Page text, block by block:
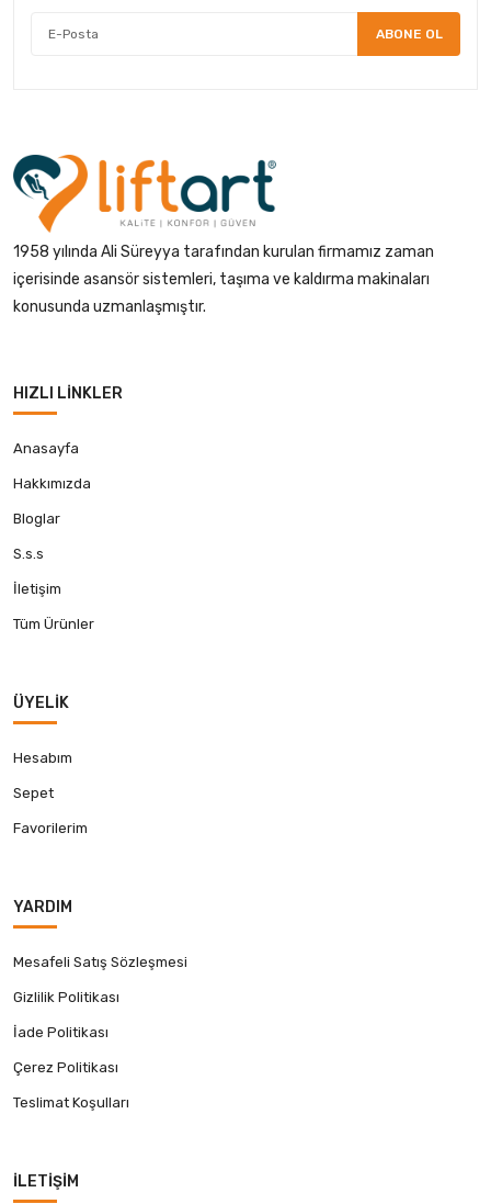
ABONE OL
1958 yılında Ali Süreyya tarafından kurulan firmamız zaman
içerisinde asansör sistemleri, taşıma ve kaldırma makinaları
konusunda uzmanlaşmıştır.
HIZLI LINKLER
Anasayfa
Hakkımızda
Bloglar
S.s.s
İletişim
Tüm Ürünler
ÜYELIK
Hesabım
Sepet
Favorilerim
YARDIM
Mesafeli Satış Sözleşmesi
Gizlilik Politikası
İade Politikası
Çerez Politikası
Teslimat Koşulları
İLETIŞIM